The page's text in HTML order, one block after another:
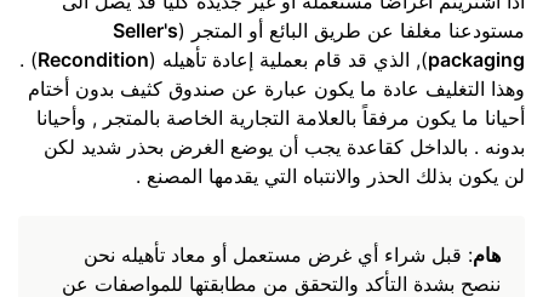
مستودعنا مغلفا عن طريق البائع أو المتجر (Seller's
packaging), الذي قد قام بعملية إعادة تأهيله (Recondition
) .
وهذا التغليف عادة ما يكون عبارة عن صندوق كثيف بدون أختام
أحيانا ما يكون مرفقاً بالعلامة التجارية الخاصة بالمتجر , وأحيانا
بدونه . بالداخل كقاعدة يجب أن يوضع الغرض بحذر شديد لكن
لن يكون بذلك الحذر والانتباه التي يقدمها المصنع .
هام: قبل شراء أي غرض مستعمل أو معاد تأهيله نحن
ننصح بشدة التأكد والتحقق من مطابقتها للمواصفات عن